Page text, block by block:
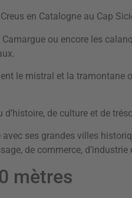
en Catalogne au Cap
Camargue ou encore les
le mistral et la tramontane
de culture et de
ses grandes villes
de commerce,
mètres